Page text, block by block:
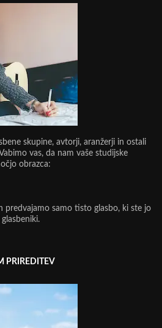
skupine, avtorji, aranžerji in ostali
vas, da nam vaše studijske
obrazca:
predvajamo samo tisto glasbo, ki ste jo
PRIREDITEV